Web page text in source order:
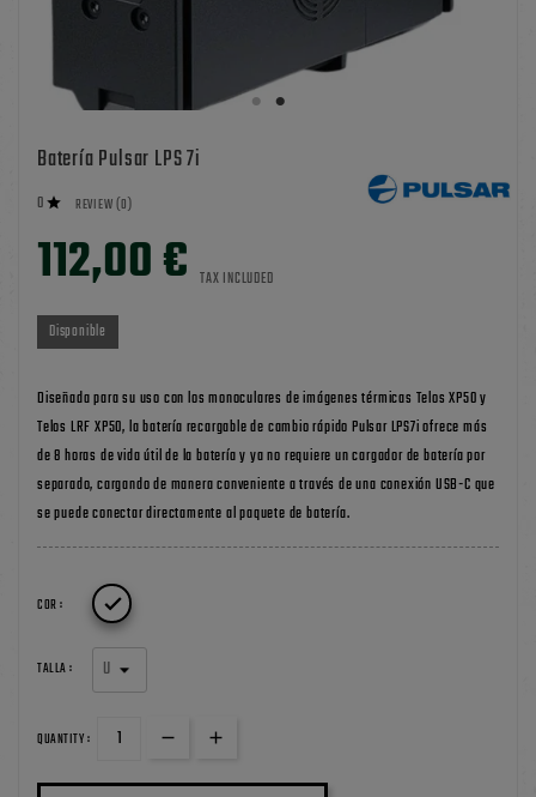
Batería Pulsar LPS 7i
0  REVIEW (0)
112,00 € TAX INCLUDED
Disponible
Diseñada para su uso con los monoculares de imágenes térmicas Telos XP50 y
Telos LRF XP50, la batería recargable de cambio rápido Pulsar LPS7i ofrece más
de 8 horas de vida útil de la batería y ya no requiere un cargador de batería por
separado, cargando de manera conveniente a través de una conexión USB-C que
se puede conectar directamente al paquete de batería.
COR : 
TALLA :
QUANTITY :